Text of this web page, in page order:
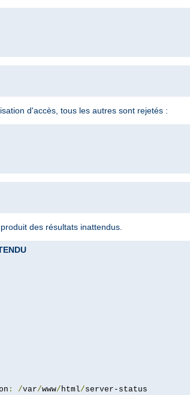
d'accès, tous les autres sont rejetés :
des résultats inattendus.
: /var/www/html/server-status